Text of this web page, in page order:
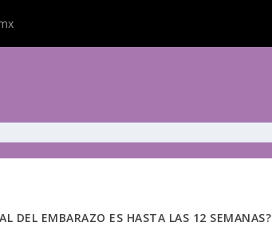
DEL EMBARAZO ES HASTA LAS 12 SEMANAS?